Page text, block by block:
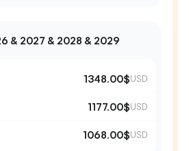
& 2027 & 2028 & 2029
1348.00$USD
1177.00$USD
1068.00$USD